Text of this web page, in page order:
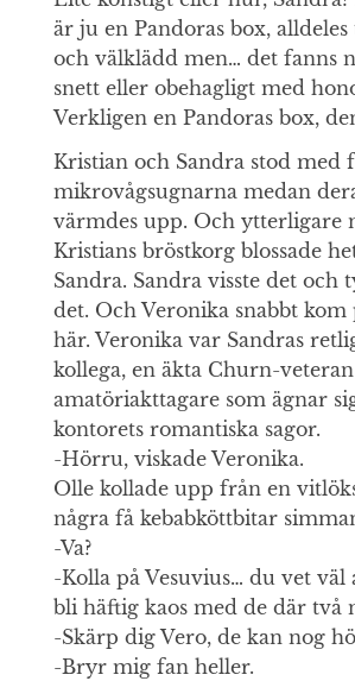
är ju en Pandoras box,
och välklädd men… det fanns
snett eller obehagligt med
Verkligen en Pandoras box,
Kristian och Sandra stod med
mikrovågsugnarna medan
värmdes upp. Och ytterligare
Kristians bröstkorg blossade
Sandra. Sandra visste det och
det. Och Veronika snabbt kom
här. Veronika var Sandras
kollega, en äkta Churn-
amatöriakttagare som ägnar
kontorets romantiska sagor.
-Hörru, viskade Veronika.
Olle kollade upp från en
några få kebabköttbitar
-Va?
-Kolla på Vesuvius… du vet väl
bli häftig kaos med de där två
-Skärp dig Vero, de kan nog
-Bryr mig fan heller.